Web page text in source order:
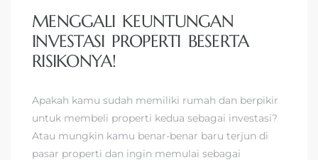
MENGGALI KEUNTUNGAN
INVESTASI PROPERTI BESERTA
RISIKONYA!
Apakah kamu sudah memiliki rumah dan berpikir
untuk membeli properti kedua sebagai investasi?
Atau mungkin kamu benar-benar baru terjun di
pasar properti dan ingin memulai sebagai